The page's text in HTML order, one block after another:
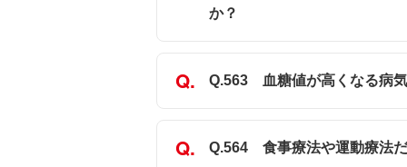
か？
Q.563 血糖値が高くなる病
Q.564 食事療法や運動療法